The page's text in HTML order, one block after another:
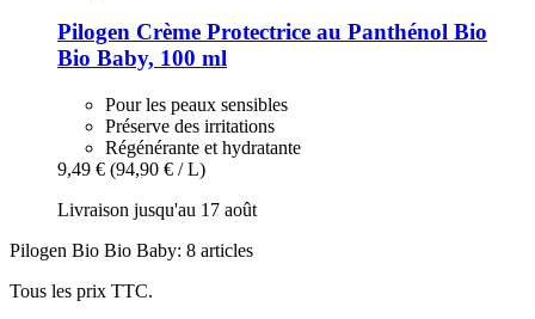
Pilogen Crème Protectrice au Panthénol Bio
Bio Baby, 100 ml
Pour les peaux sensibles
Préserve des irritations
Régénérante et hydratante
9,49 € (94,90 € / L)
Livraison jusqu'au 17 août
Pilogen Bio Bio Baby: 8 articles
Tous les prix TTC.